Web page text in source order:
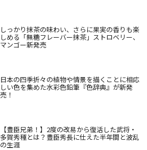
しっかり抹茶の味わい、さらに果実の香りも楽
しめる「無糖フレーバー抹茶」ストロベリー、
マンゴー新発売
日本の四季折々の植物や情景を描くことに相応
しい色を集めた水彩色鉛筆『色辞典』が新発
売！
【豊臣兄弟！】2度の改易から復活した武将・
多賀秀種とは？豊臣秀長に仕えた半年間と波乱
の生涯